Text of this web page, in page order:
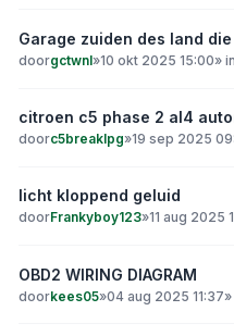
Garage zuiden des land
doorgctwnl»10 okt 2025 15:00» in
citroen c5 phase 2 al4
doorc5breaklpg»19 sep 2025
licht kloppend geluid
doorFrankyboy123»11 aug 2025
OBD2 WIRING DIAGRAM
doorkees05»04 aug 2025 11:37»